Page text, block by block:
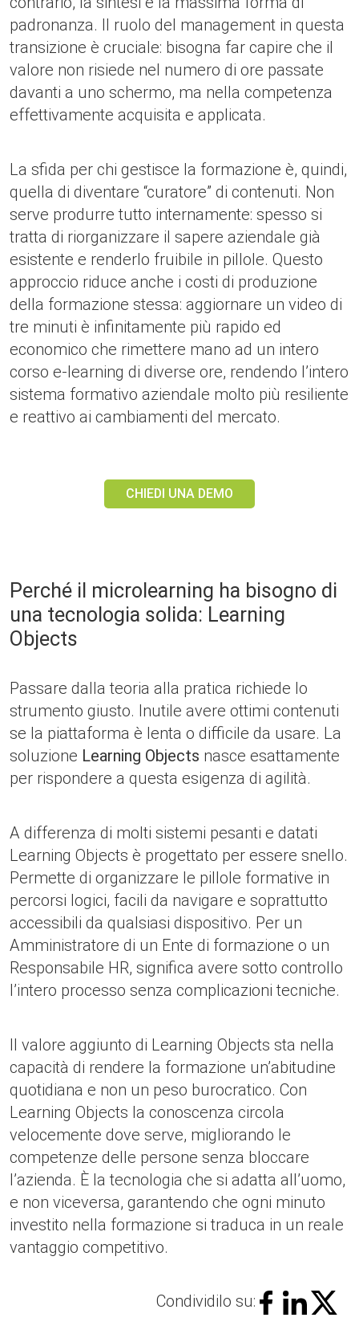
padronanza. Il ruolo del management in questa
transizione è cruciale: bisogna far capire che il
valore non risiede nel numero di ore passate
davanti a uno schermo, ma nella competenza
effettivamente acquisita e applicata.
La sfida per chi gestisce la formazione è, quindi,
quella di diventare “curatore” di contenuti. Non
serve produrre tutto internamente: spesso si
tratta di riorganizzare il sapere aziendale già
esistente e renderlo fruibile in pillole. Questo
approccio riduce anche i costi di produzione
della formazione stessa: aggiornare un video di
tre minuti è infinitamente più rapido ed
economico che rimettere mano ad un intero
corso e-learning di diverse ore, rendendo l’intero
sistema formativo aziendale molto più resiliente
e reattivo ai cambiamenti del mercato.
CHIEDI UNA DEMO
Perché il microlearning ha bisogno di
una tecnologia solida: Learning
Objects
Passare dalla teoria alla pratica richiede lo
strumento giusto. Inutile avere ottimi contenuti
se la piattaforma è lenta o difficile da usare. La
soluzione Learning Objects nasce esattamente
per rispondere a questa esigenza di agilità.
A differenza di molti sistemi pesanti e datati
Learning Objects è progettato per essere snello.
Permette di organizzare le pillole formative in
percorsi logici, facili da navigare e soprattutto
accessibili da qualsiasi dispositivo. Per un
Amministratore di un Ente di formazione o un
Responsabile HR, significa avere sotto controllo
l’intero processo senza complicazioni tecniche.
Il valore aggiunto di Learning Objects sta nella
capacità di rendere la formazione un’abitudine
quotidiana e non un peso burocratico. Con
Learning Objects la conoscenza circola
velocemente dove serve, migliorando le
competenze delle persone senza bloccare
l’azienda. È la tecnologia che si adatta all’uomo,
e non viceversa, garantendo che ogni minuto
investito nella formazione si traduca in un reale
vantaggio competitivo.
Condividilo su: